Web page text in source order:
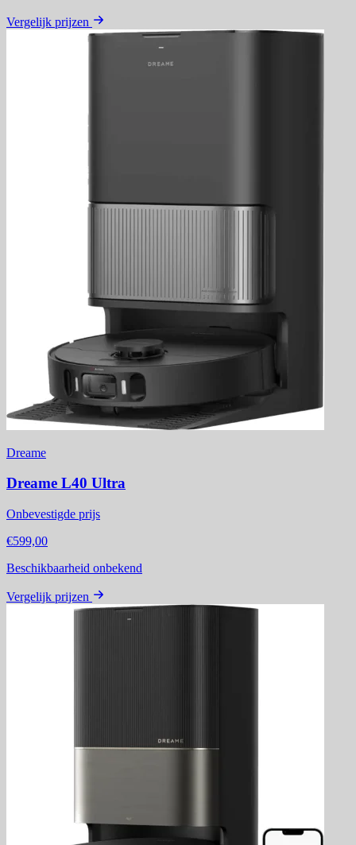
Vergelijk prijzen
Dreame
Dreame L40 Ultra
Onbevestigde prijs
€599,00
Beschikbaarheid onbekend
Vergelijk prijzen